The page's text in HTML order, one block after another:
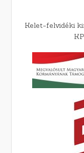
Kelet-felvidéki